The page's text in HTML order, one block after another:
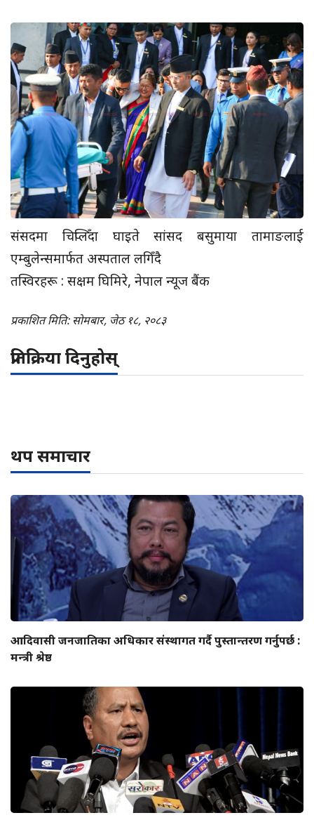
संसदमा चिप्लिँदा घाइते सांसद बसुमाया तामाङलाई
एम्बुलेन्समार्फत अस्पताल लगिँदै
तस्विरहरू : सक्षम घिमिरे, नेपाल न्यूज बैंक
प्रकाशित मिति: सोमबार, जेठ १८, २०८३
प्रतिक्रिया दिनुहोस्
थप समाचार
आदिवासी जनजातिका अधिकार संस्थागत गर्दै पुस्तान्तरण गर्नुपर्छ :
मन्त्री श्रेष्ठ